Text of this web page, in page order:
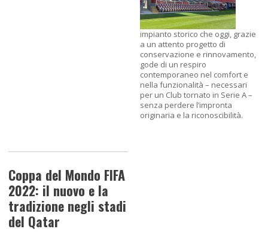
impianto storico che oggi, grazie
a un attento progetto di
conservazione e rinnovamento,
gode di un respiro
contemporaneo nel comfort e
nella funzionalità – necessari
per un Club tornato in Serie A –
senza perdere l’impronta
originaria e la riconoscibilità.
Coppa del Mondo FIFA
2022: il nuovo e la
tradizione negli stadi
del Qatar